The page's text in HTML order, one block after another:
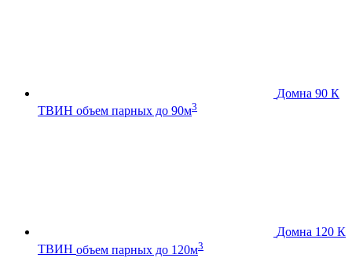
Домна 90 К
ТВИН объем парных до 90м3
Домна 120 К
ТВИН объем парных до 120м3